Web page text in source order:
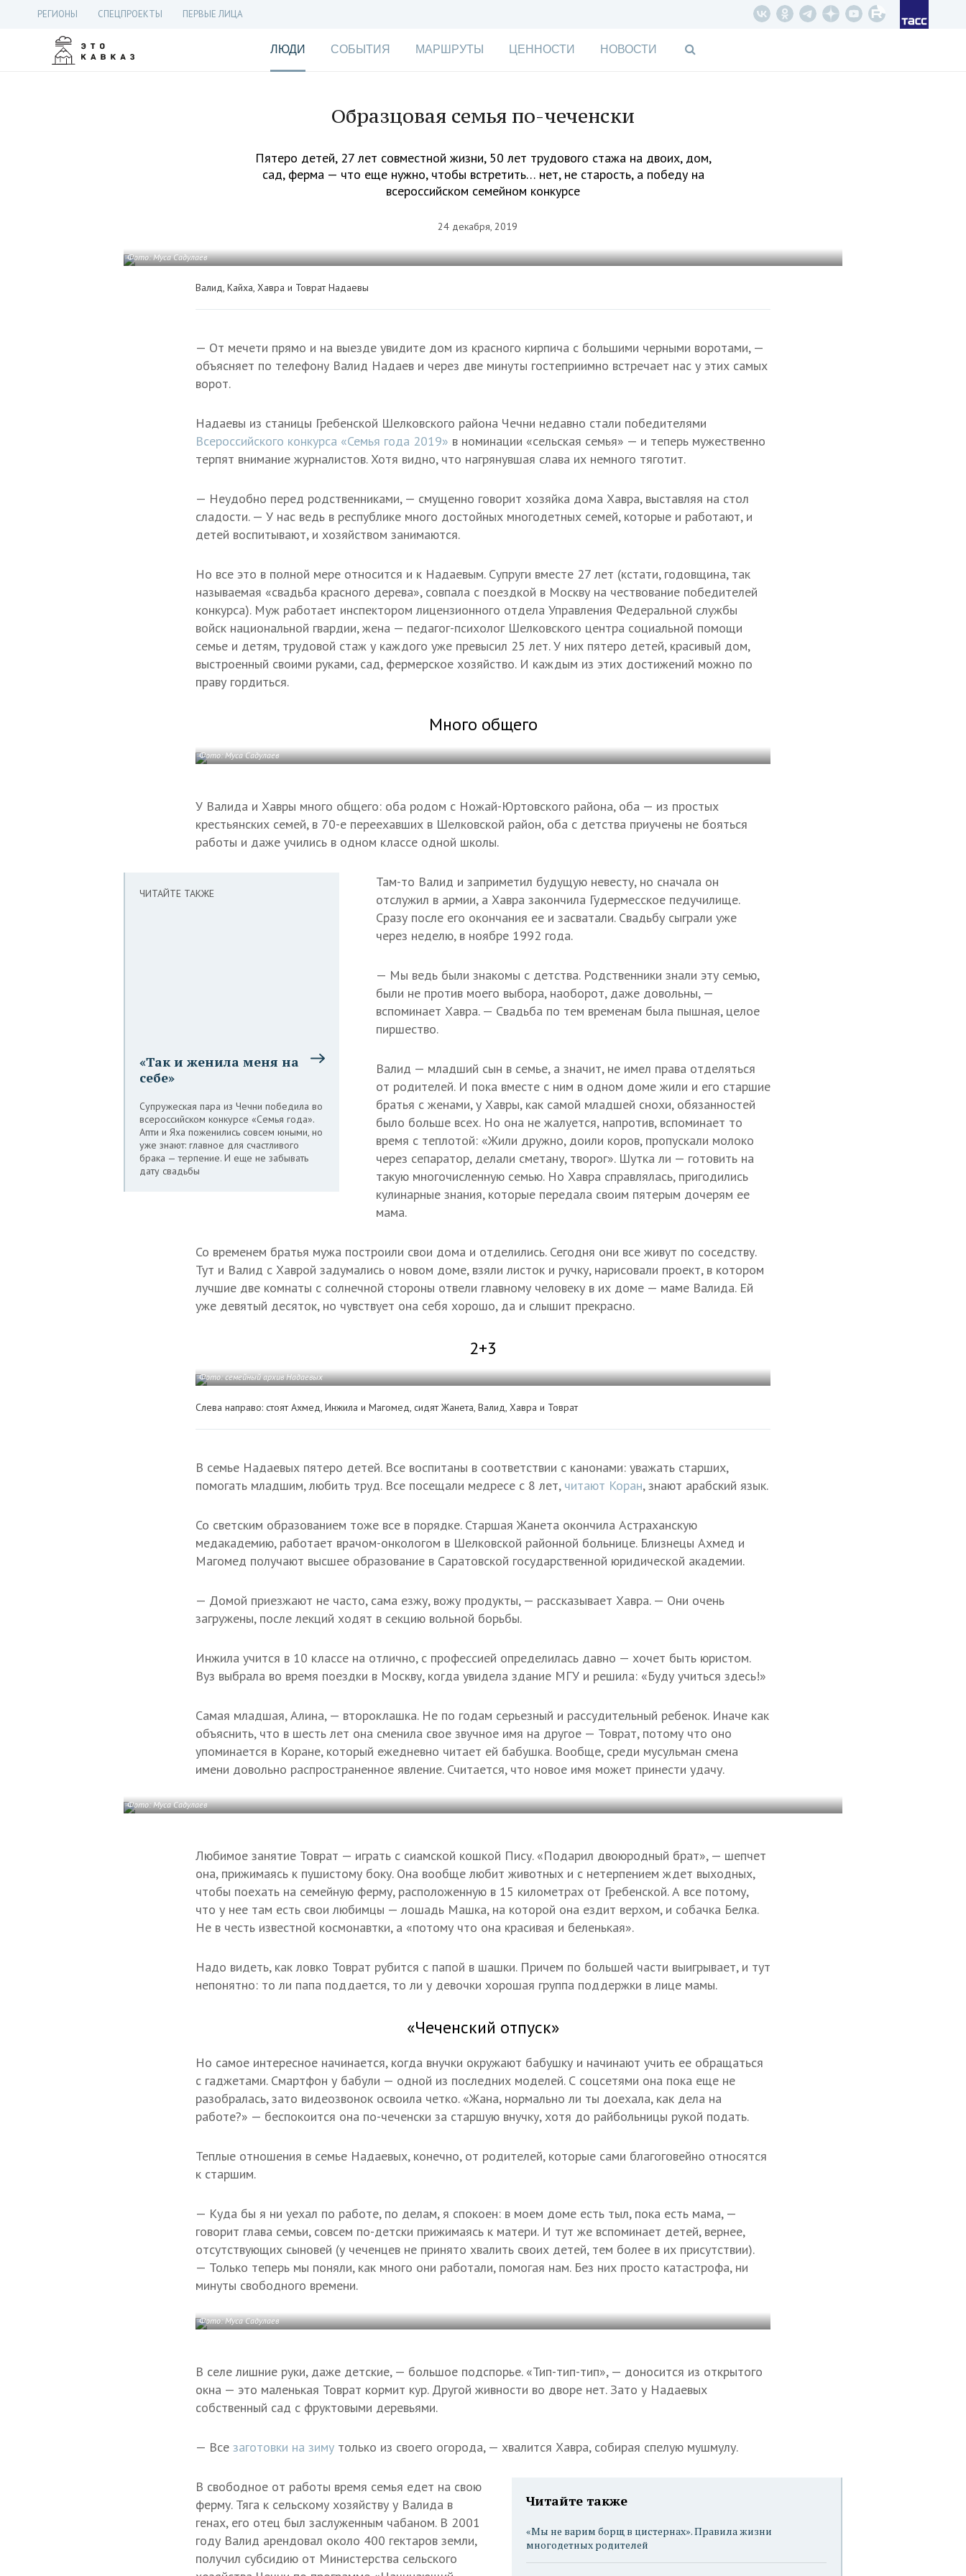
РЕГИОНЫ СПЕЦПРОЕКТЫ ПЕРВЫЕ ЛИЦА
ЛЮДИ СОБЫТИЯ МАРШРУТЫ ЦЕННОСТИ НОВОСТИ
Образцовая семья по-чеченски
Пятеро детей, 27 лет совместной жизни, 50 лет трудового стажа на двоих, дом,
сад, ферма — что еще нужно, чтобы встретить… нет, не старость, а победу на
всероссийском семейном конкурсе
24 декабря, 2019
Фото: Муса Садулаев
Валид, Кайха, Хавра и Товрат Надаевы
— От мечети прямо и на выезде увидите дом из красного кирпича с большими черными воротами, —
объясняет по телефону Валид Надаев и через две минуты гостеприимно встречает нас у этих самых
ворот.
Надаевы из станицы Гребенской Шелковского района Чечни недавно стали победителями
Всероссийского конкурса «Семья года 2019» в номинации «сельская семья» — и теперь мужественно
терпят внимание журналистов. Хотя видно, что нагрянувшая слава их немного тяготит.
— Неудобно перед родственниками, — смущенно говорит хозяйка дома Хавра, выставляя на стол
сладости. — У нас ведь в республике много достойных многодетных семей, которые и работают, и
детей воспитывают, и хозяйством занимаются.
Но все это в полной мере относится и к Надаевым. Супруги вместе 27 лет (кстати, годовщина, так
называемая «свадьба красного дерева», совпала с поездкой в Москву на чествование победителей
конкурса). Муж работает инспектором лицензионного отдела Управления Федеральной службы
войск национальной гвардии, жена — педагог-психолог Шелковского центра социальной помощи
семье и детям, трудовой стаж у каждого уже превысил 25 лет. У них пятеро детей, красивый дом,
выстроенный своими руками, сад, фермерское хозяйство. И каждым из этих достижений можно по
праву гордиться.
Много общего
Фото: Муса Садулаев
У Валида и Хавры много общего: оба родом с Ножай-Юртовского района, оба — из простых
крестьянских семей, в 70-е переехавших в Шелковской район, оба с детства приучены не бояться
работы и даже учились в одном классе одной школы.
ЧИТАЙТЕ ТАКЖЕ
«Так и женила меня на
себе»
Супружеская пара из Чечни победила во
всероссийском конкурсе «Семья года».
Апти и Яха поженились совсем юными, но
уже знают: главное для счастливого
брака — терпение. И еще не забывать
дату свадьбы
Там-то Валид и заприметил будущую невесту, но сначала он
отслужил в армии, а Хавра закончила Гудермесское педучилище.
Сразу после его окончания ее и засватали. Свадьбу сыграли уже
через неделю, в ноябре 1992 года.
— Мы ведь были знакомы с детства. Родственники знали эту семью,
были не против моего выбора, наоборот, даже довольны, —
вспоминает Хавра. — Свадьба по тем временам была пышная, целое
пиршество.
Валид — младший сын в семье, а значит, не имел права отделяться
от родителей. И пока вместе с ним в одном доме жили и его старшие
братья с женами, у Хавры, как самой младшей снохи, обязанностей
было больше всех. Но она не жалуется, напротив, вспоминает то
время с теплотой: «Жили дружно, доили коров, пропускали молоко
через сепаратор, делали сметану, творог». Шутка ли — готовить на
такую многочисленную семью. Но Хавра справлялась, пригодились
кулинарные знания, которые передала своим пятерым дочерям ее
мама.
Со временем братья мужа построили свои дома и отделились. Сегодня они все живут по соседству.
Тут и Валид с Хаврой задумались о новом доме, взяли листок и ручку, нарисовали проект, в котором
лучшие две комнаты с солнечной стороны отвели главному человеку в их доме — маме Валида. Ей
уже девятый десяток, но чувствует она себя хорошо, да и слышит прекрасно.
2+3
Фото: семейный архив Надаевых
Слева направо: стоят Ахмед, Инжила и Магомед, сидят Жанета, Валид, Хавра и Товрат
В семье Надаевых пятеро детей. Все воспитаны в соответствии с канонами: уважать старших,
помогать младшим, любить труд. Все посещали медресе с 8 лет,читают Коран, знают арабский язык.
Со светским образованием тоже все в порядке. Старшая Жанета окончила Астраханскую
медакадемию, работает врачом-онкологом в Шелковской районной больнице. Близнецы Ахмед и
Магомед получают высшее образование в Саратовской государственной юридической академии.
— Домой приезжают не часто, сама езжу, вожу продукты, — рассказывает Хавра. — Они очень
загружены, после лекций ходят в секцию вольной борьбы.
Инжила учится в 10 классе на отлично, с профессией определилась давно — хочет быть юристом.
Вуз выбрала во время поездки в Москву, когда увидела здание МГУ и решила: «Буду учиться здесь!»
Самая младшая, Алина, — второклашка. Не по годам серьезный и рассудительный ребенок. Иначе как
объяснить, что в шесть лет она сменила свое звучное имя на другое — Товрат, потому что оно
упоминается в Коране, который ежедневно читает ей бабушка. Вообще, среди мусульман смена
имени довольно распространенное явление. Считается, что новое имя может принести удачу.
Фото: Муса Садулаев
Любимое занятие Товрат — играть с сиамской кошкой Пису. «Подарил двоюродный брат», — шепчет
она, прижимаясь к пушистому боку. Она вообще любит животных и с нетерпением ждет выходных,
чтобы поехать на семейную ферму, расположенную в 15 километрах от Гребенской. А все потому,
что у нее там есть свои любимцы — лошадь Машка, на которой она ездит верхом, и собачка Белка.
Не в честь известной космонавтки, а «потому что она красивая и беленькая».
Надо видеть, как ловко Товрат рубится с папой в шашки. Причем по большей части выигрывает, и тут
непонятно: то ли папа поддается, то ли у девочки хорошая группа поддержки в лице мамы.
«Чеченский отпуск»
Но самое интересное начинается, когда внучки окружают бабушку и начинают учить ее обращаться
с гаджетами. Смартфон у бабули — одной из последних моделей. С соцсетями она пока еще не
разобралась, зато видеозвонок освоила четко. «Жана, нормально ли ты доехала, как дела на
работе?» — беспокоится она по-чеченски за старшую внучку, хотя до райбольницы рукой подать.
Теплые отношения в семье Надаевых, конечно, от родителей, которые сами благоговейно относятся
к старшим.
— Куда бы я ни уехал по работе, по делам, я спокоен: в моем доме есть тыл, пока есть мама, —
говорит глава семьи, совсем по-детски прижимаясь к матери. И тут же вспоминает детей, вернее,
отсутствующих сыновей (у чеченцев не принято хвалить своих детей, тем более в их присутствии).
— Только теперь мы поняли, как много они работали, помогая нам. Без них просто катастрофа, ни
минуты свободного времени.
Фото: Муса Садулаев
В селе лишние руки, даже детские, — большое подспорье. «Тип-тип-тип», — доносится из открытого
окна — это маленькая Товрат кормит кур. Другой живности во дворе нет. Зато у Надаевых
собственный сад с фруктовыми деревьями.
— Все заготовки на зиму только из своего огорода, — хвалится Хавра, собирая спелую мушмулу.
Читайте также
«Мы не варим борщ в цистернах». Правила жизни
многодетных родителей
В свободное от работы время семья едет на свою
ферму. Тяга к сельскому хозяйству у Валида в
генах, его отец был заслуженным чабаном. В 2001
году Валид арендовал около 400 гектаров земли,
получил субсидию от Министерства сельского